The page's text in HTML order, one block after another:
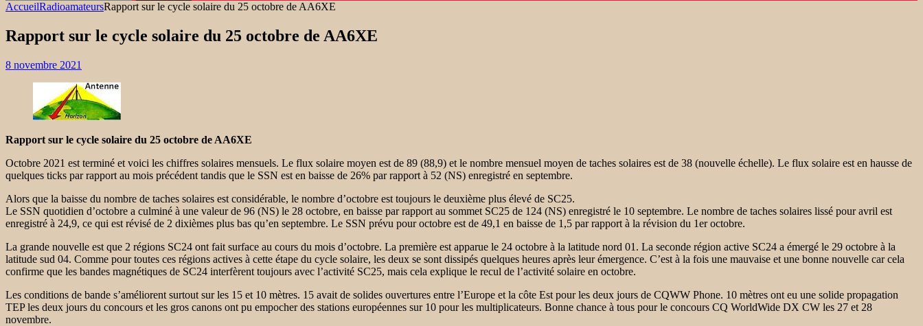
AccueilRadioamateursRapport sur le cycle solaire du 25 octobre de AA6XE
Rapport sur le cycle solaire du 25 octobre de AA6XE
8 novembre 2021
Rapport sur le cycle solaire du 25 octobre de AA6XE
Octobre 2021 est terminé et voici les chiffres solaires mensuels. Le flux solaire moyen est de 89 (88,9) et le nombre mensuel moyen de taches solaires est de 38 (nouvelle échelle). Le flux solaire est en hausse de
quelques ticks par rapport au mois précédent tandis que le SSN est en baisse de 26% par rapport à 52 (NS) enregistré en septembre.
Alors que la baisse du nombre de taches solaires est considérable, le nombre d’octobre est toujours le deuxième plus élevé de SC25.
Le SSN quotidien d’octobre a culminé à une valeur de 96 (NS) le 28 octobre, en baisse par rapport au sommet SC25 de 124 (NS) enregistré le 10 septembre. Le nombre de taches solaires lissé pour avril est
enregistré à 24,9, ce qui est révisé de 2 dixièmes plus bas qu’en septembre. Le SSN prévu pour octobre est de 49,1 en baisse de 1,5 par rapport à la révision du 1er octobre.
La grande nouvelle est que 2 régions SC24 ont fait surface au cours du mois d’octobre. La première est apparue le 24 octobre à la latitude nord 01. La seconde région active SC24 a émergé le 29 octobre à la
latitude sud 04. Comme pour toutes ces régions actives à cette étape du cycle solaire, les deux se sont dissipés quelques heures après leur émergence. C’est à la fois une mauvaise et une bonne nouvelle car cela
confirme que les bandes magnétiques de SC24 interfèrent toujours avec l’activité SC25, mais cela explique le recul de l’activité solaire en octobre.
Les conditions de bande s’améliorent surtout sur les 15 et 10 mètres. 15 avait de solides ouvertures entre l’Europe et la côte Est pour les deux jours de CQWW Phone. 10 mètres ont eu une solide propagation
TEP les deux jours du concours et les gros canons ont pu empocher des stations européennes sur 10 pour les multiplicateurs. Bonne chance à tous pour le concours CQ WorldWide DX CW les 27 et 28
novembre.